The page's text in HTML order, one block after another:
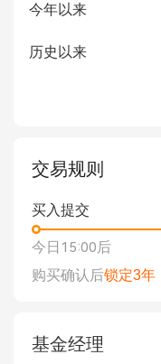
今年以来
历史以来
交易规则
买入提交
今日15:00后
购买确认后锁定3年
基金经理